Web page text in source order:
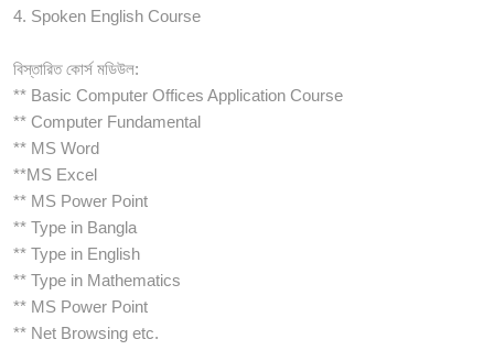
4. Spoken English Course
বিস্তারিত কোর্স মডিউল:
** Basic Computer Offices Application Course
** Computer Fundamental
** MS Word
**MS Excel
** MS Power Point
** Type in Bangla
** Type in English
** Type in Mathematics
** MS Power Point
** Net Browsing etc.